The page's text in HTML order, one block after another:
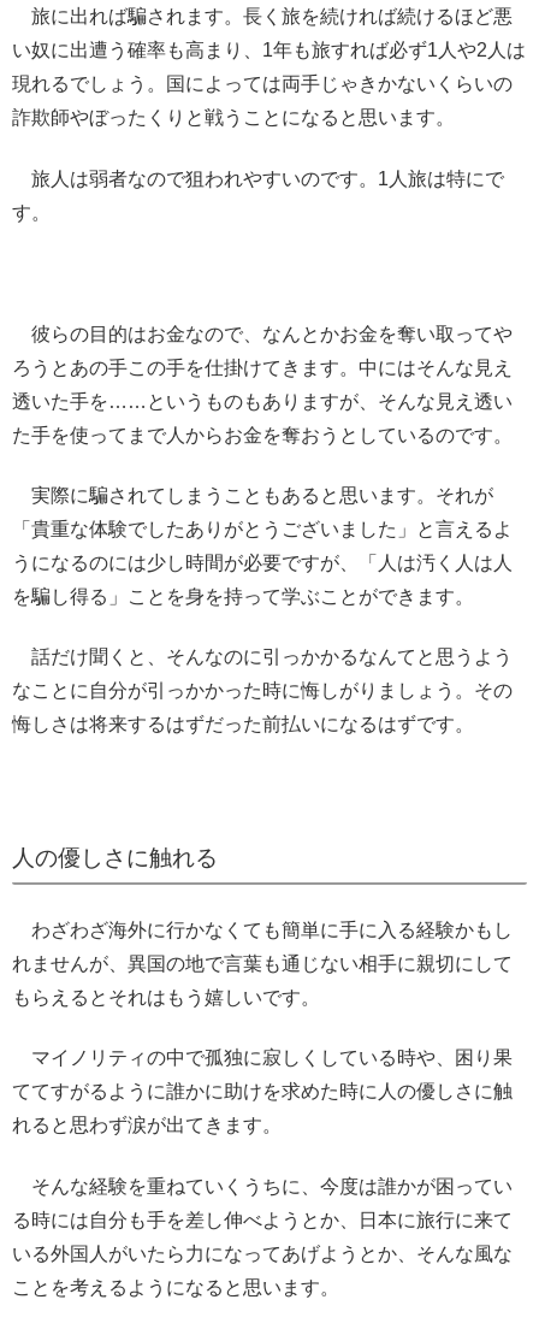
旅に出れば騙されます。長く旅を続ければ続けるほど悪
い奴に出遭う確率も高まり、1年も旅すれば必ず1人や2人は
現れるでしょう。国によっては両手じゃきかないくらいの
詐欺師やぼったくりと戦うことになると思います。
旅人は弱者なので狙われやすいのです。1人旅は特にで
す。
彼らの目的はお金なので、なんとかお金を奪い取ってや
ろうとあの手この手を仕掛けてきます。中にはそんな見え
透いた手を……というものもありますが、そんな見え透い
た手を使ってまで人からお金を奪おうとしているのです。
実際に騙されてしまうこともあると思います。それが
「貴重な体験でしたありがとうございました」と言えるよ
うになるのには少し時間が必要ですが、「人は汚く人は人
を騙し得る」ことを身を持って学ぶことができます。
話だけ聞くと、そんなのに引っかかるなんてと思うよう
なことに自分が引っかかった時に悔しがりましょう。その
悔しさは将来するはずだった前払いになるはずです。
人の優しさに触れる
わざわざ海外に行かなくても簡単に手に入る経験かもし
れませんが、異国の地で言葉も通じない相手に親切にして
もらえるとそれはもう嬉しいです。
マイノリティの中で孤独に寂しくしている時や、困り果
ててすがるように誰かに助けを求めた時に人の優しさに触
れると思わず涙が出てきます。
そんな経験を重ねていくうちに、今度は誰かが困ってい
る時には自分も手を差し伸べようとか、日本に旅行に来て
いる外国人がいたら力になってあげようとか、そんな風な
ことを考えるようになると思います。